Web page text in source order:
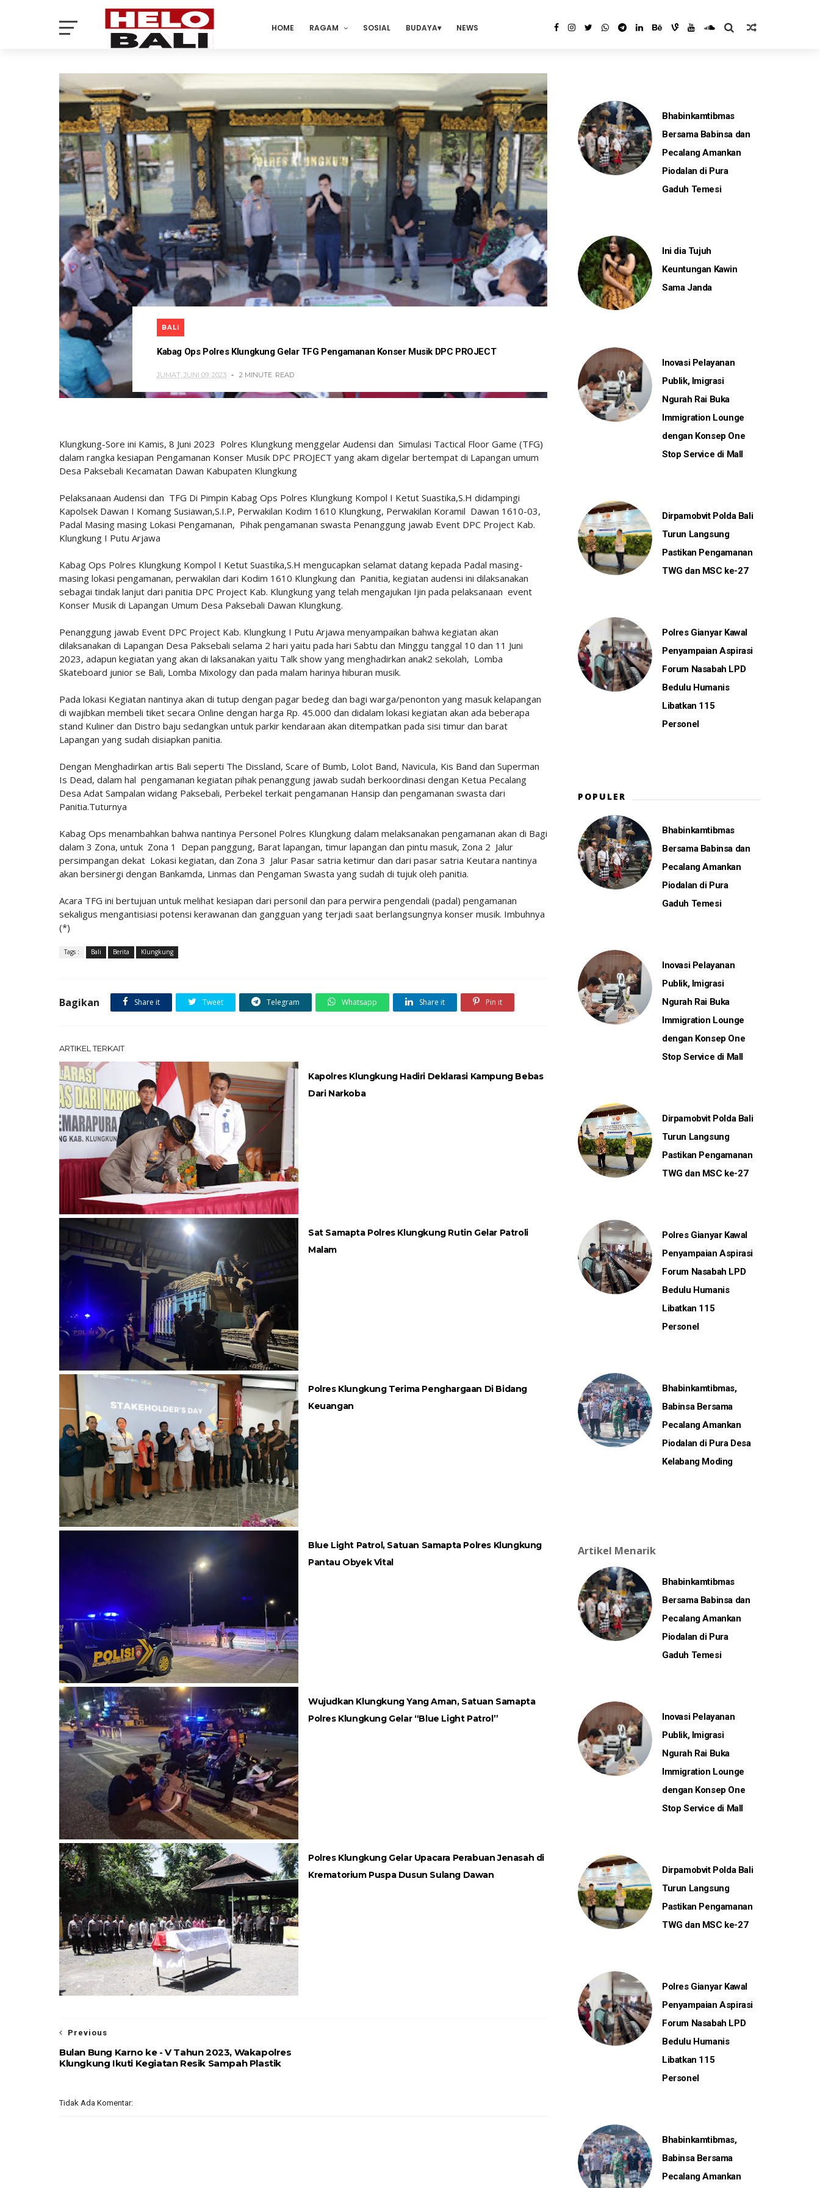
HOME RAGAM SOSIAL BUDAYA NEWS
BALI
Kabag Ops Polres Klungkung Gelar TFG Pengamanan Konser Musik DPC PROJECT
JUMAT, JUNI 09, 2023 2 MINUTE READ
Klungkung-Sore ini Kamis, 8 Juni 2023 Polres Klungkung menggelar Audensi dan Simulasi Tactical Floor Game (TFG)
dalam rangka kesiapan Pengamanan Konser Musik DPC PROJECT yang akam digelar bertempat di Lapangan umum
Desa Paksebali Kecamatan Dawan Kabupaten Klungkung
Pelaksanaan Audensi dan TFG Di Pimpin Kabag Ops Polres Klungkung Kompol I Ketut Suastika,S.H didampingi
Kapolsek Dawan I Komang Susiawan,S.I.P, Perwakilan Kodim 1610 Klungkung, Perwakilan Koramil Dawan 1610-03,
Padal Masing masing Lokasi Pengamanan, Pihak pengamanan swasta Penanggung jawab Event DPC Project Kab.
Klungkung I Putu Arjawa
Kabag Ops Polres Klungkung Kompol I Ketut Suastika,S.H mengucapkan selamat datang kepada Padal masing-
masing lokasi pengamanan, perwakilan dari Kodim 1610 Klungkung dan Panitia, kegiatan audensi ini dilaksanakan
sebagai tindak lanjut dari panitia DPC Project Kab. Klungkung yang telah mengajukan Ijin pada pelaksanaan event
Konser Musik di Lapangan Umum Desa Paksebali Dawan Klungkung.
Penanggung jawab Event DPC Project Kab. Klungkung I Putu Arjawa menyampaikan bahwa kegiatan akan
dilaksanakan di Lapangan Desa Paksebali selama 2 hari yaitu pada hari Sabtu dan Minggu tanggal 10 dan 11 Juni
2023, adapun kegiatan yang akan di laksanakan yaitu Talk show yang menghadirkan anak2 sekolah, Lomba
Skateboard junior se Bali, Lomba Mixology dan pada malam harinya hiburan musik.
Pada lokasi Kegiatan nantinya akan di tutup dengan pagar bedeg dan bagi warga/penonton yang masuk kelapangan
di wajibkan membeli tiket secara Online dengan harga Rp. 45.000 dan didalam lokasi kegiatan akan ada beberapa
stand Kuliner dan Distro baju sedangkan untuk parkir kendaraan akan ditempatkan pada sisi timur dan barat
Lapangan yang sudah disiapkan panitia.
Dengan Menghadirkan artis Bali seperti The Dissland, Scare of Bumb, Lolot Band, Navicula, Kis Band dan Superman
Is Dead, dalam hal pengamanan kegiatan pihak penanggung jawab sudah berkoordinasi dengan Ketua Pecalang
Desa Adat Sampalan widang Paksebali, Perbekel terkait pengamanan Hansip dan pengamanan swasta dari
Panitia.Tuturnya
Kabag Ops menambahkan bahwa nantinya Personel Polres Klungkung dalam melaksanakan pengamanan akan di Bagi
dalam 3 Zona, untuk Zona 1 Depan panggung, Barat lapangan, timur lapangan dan pintu masuk, Zona 2 Jalur
persimpangan dekat Lokasi kegiatan, dan Zona 3 Jalur Pasar satria ketimur dan dari pasar satria Keutara nantinya
akan bersinergi dengan Bankamda, Linmas dan Pengaman Swasta yang sudah di tujuk oleh panitia.
Acara TFG ini bertujuan untuk melihat kesiapan dari personil dan para perwira pengendali (padal) pengamanan
sekaligus mengantisiasi potensi kerawanan dan gangguan yang terjadi saat berlangsungnya konser musik. Imbuhnya
(*)
Tags : Bali Berita Klungkung
Bagikan Share it Tweet Telegram Whatsapp Share it Pin it
ARTIKEL TERKAIT
Kapolres Klungkung Hadiri Deklarasi Kampung Bebas
Dari Narkoba
Sat Samapta Polres Klungkung Rutin Gelar Patroli
Malam
Polres Klungkung Terima Penghargaan Di Bidang
Keuangan
Blue Light Patrol, Satuan Samapta Polres Klungkung
Pantau Obyek Vital
Wujudkan Klungkung Yang Aman, Satuan Samapta
Polres Klungkung Gelar “Blue Light Patrol”
Polres Klungkung Gelar Upacara Perabuan Jenasah di
Krematorium Puspa Dusun Sulang Dawan
Previous
Bulan Bung Karno ke - V Tahun 2023, Wakapolres
Klungkung Ikuti Kegiatan Resik Sampah Plastik
Tidak Ada Komentar:
Bhabinkamtibmas
Bersama Babinsa dan
Pecalang Amankan
Piodalan di Pura
Gaduh Temesi
Ini dia Tujuh
Keuntungan Kawin
Sama Janda
Inovasi Pelayanan
Publik, Imigrasi
Ngurah Rai Buka
Immigration Lounge
dengan Konsep One
Stop Service di Mall
Dirpamobvit Polda Bali
Turun Langsung
Pastikan Pengamanan
TWG dan MSC ke-27
Polres Gianyar Kawal
Penyampaian Aspirasi
Forum Nasabah LPD
Bedulu Humanis
Libatkan 115
Personel
POPULER
Bhabinkamtibmas
Bersama Babinsa dan
Pecalang Amankan
Piodalan di Pura
Gaduh Temesi
Inovasi Pelayanan
Publik, Imigrasi
Ngurah Rai Buka
Immigration Lounge
dengan Konsep One
Stop Service di Mall
Dirpamobvit Polda Bali
Turun Langsung
Pastikan Pengamanan
TWG dan MSC ke-27
Polres Gianyar Kawal
Penyampaian Aspirasi
Forum Nasabah LPD
Bedulu Humanis
Libatkan 115
Personel
Bhabinkamtibmas,
Babinsa Bersama
Pecalang Amankan
Piodalan di Pura Desa
Kelabang Moding
Artikel Menarik
Bhabinkamtibmas
Bersama Babinsa dan
Pecalang Amankan
Piodalan di Pura
Gaduh Temesi
Inovasi Pelayanan
Publik, Imigrasi
Ngurah Rai Buka
Immigration Lounge
dengan Konsep One
Stop Service di Mall
Dirpamobvit Polda Bali
Turun Langsung
Pastikan Pengamanan
TWG dan MSC ke-27
Polres Gianyar Kawal
Penyampaian Aspirasi
Forum Nasabah LPD
Bedulu Humanis
Libatkan 115
Personel
Bhabinkamtibmas,
Babinsa Bersama
Pecalang Amankan